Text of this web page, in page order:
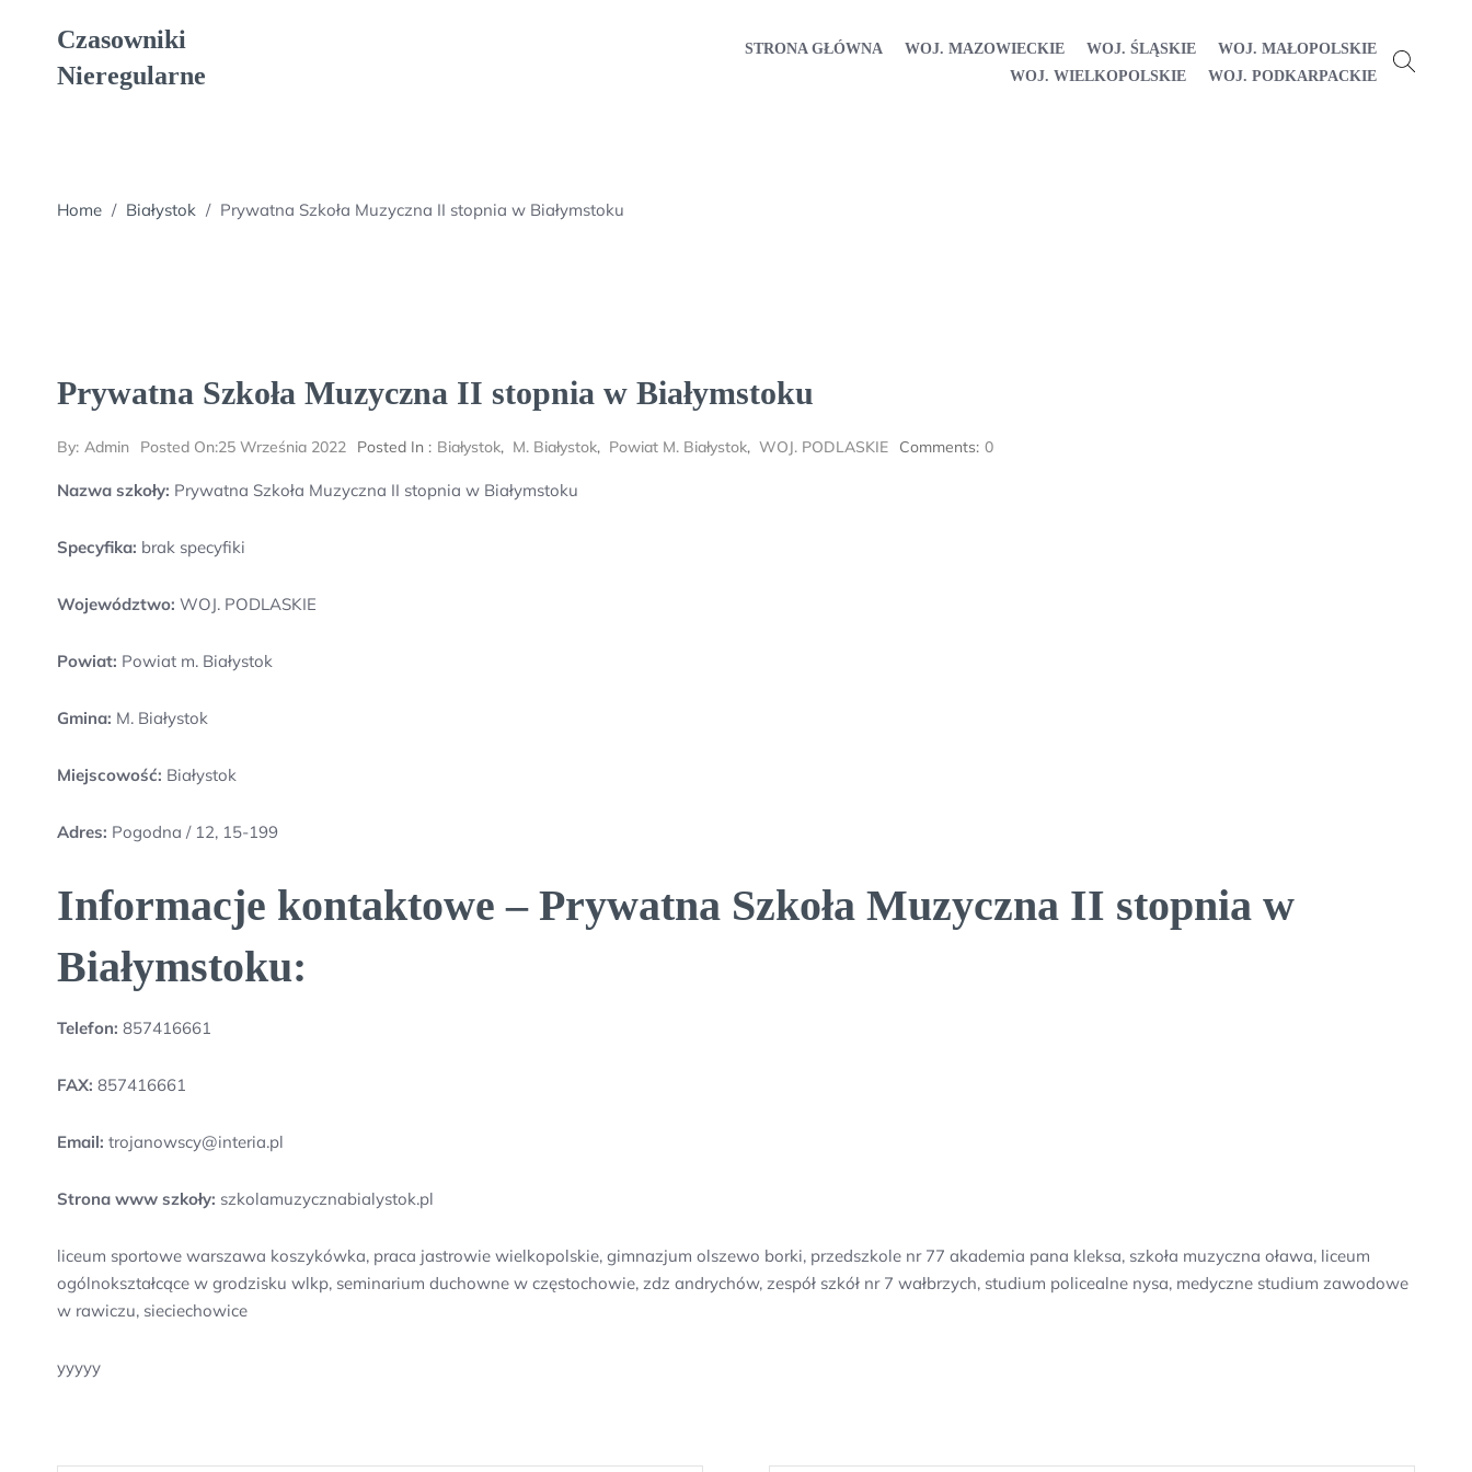
Czasowniki
Nieregularne
STRONA GŁÓWNA WOJ. MAZOWIECKIE WOJ. ŚLĄSKIE
WOJ. MAŁOPOLSKIE
WOJ. WIELKOPOLSKIE
WOJ. PODKARPACKIE
Home / Białystok / Prywatna Szkoła Muzyczna II stopnia w Białymstoku
Prywatna Szkoła Muzyczna II stopnia w Białymstoku
By: Admin Posted On:25 Września 2022 Posted In : Białystok, M. Białystok, Powiat M. Białystok, WOJ. PODLASKIE Comments: 0
Nazwa szkoły: Prywatna Szkoła Muzyczna II stopnia w Białymstoku
Specyfika: brak specyfiki
Województwo: WOJ. PODLASKIE
Powiat: Powiat m. Białystok
Gmina: M. Białystok
Miejscowość: Białystok
Adres: Pogodna / 12, 15-199
Informacje kontaktowe – Prywatna Szkoła Muzyczna II stopnia w
Białymstoku:
Telefon: 857416661
FAX: 857416661
Email: trojanowscy@interia.pl
Strona www szkoły: szkolamuzycznabialystok.pl
liceum sportowe warszawa koszykówka, praca jastrowie wielkopolskie, gimnazjum olszewo borki, przedszkole nr 77 akademia pana kleksa, szkoła muzyczna oława, liceum
ogólnokształcące w grodzisku wlkp, seminarium duchowne w częstochowie, zdz andrychów, zespół szkół nr 7 wałbrzych, studium policealne nysa, medyczne studium zawodowe
w rawiczu, sieciechowice
yyyyy